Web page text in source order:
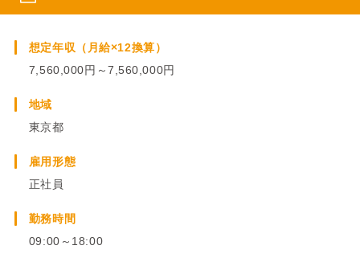
想定年収（月給×12換算）
7,560,000円～7,560,000円
地域
東京都
雇用形態
正社員
勤務時間
09:00～18:00